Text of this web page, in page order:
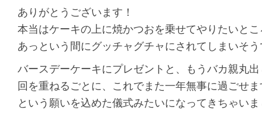
ありがとうございます！
本当はケーキの上に焼かつおを乗せてやりたいと
あっという間にグッチャグチャにされてしまいそ
バースデーケーキにプレゼントと、もうバカ親丸
回を重ねるごとに、これでまた一年無事に過ごせ
という願いを込めた儀式みたいになってきちゃい